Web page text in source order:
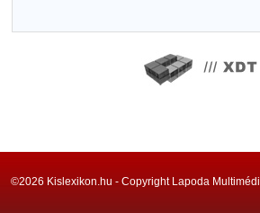
©2026 Kislexikon.hu - Copyright Lapoda